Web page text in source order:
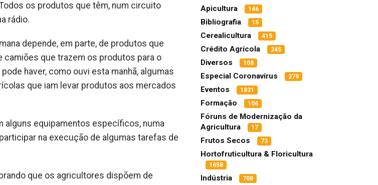
os produtos que têm, num circuito
rádio.
depende, em parte, de produtos que
que trazem os produtos para o
haver, como ouvi esta manhã, algumas
que iam levar produtos aos mercados
alguns equipamentos específicos, numa
na execução de algumas tarefas de
que os agricultores dispõem de
Apicultura 146
Bibliografia 15
Cerealicultura 415
Crédito Agrícola 245
Diversos 108
Especial Coronavírus 279
Eventos 1831
Formação 156
Fóruns de Modernização da
Agricultura
17
Frutos Secos 73
Hortofruticultura & Floricultura
1658
Indústria 708